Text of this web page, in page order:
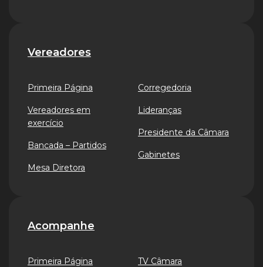
Vereadores
Primeira Página
Vereadores em
exercício
Bancada – Partidos
Mesa Diretora
Corregedoria
Lideranças
Presidente da Câmara
Gabinetes
Acompanhe
Primeira Página TV Câmara